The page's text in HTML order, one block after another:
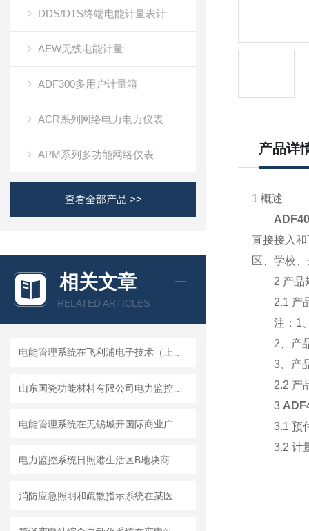
DDS/DTS终端电能计量表计
AEW无线电能计量
ADF300多用户计量箱
ACR系列网络电力电力仪表
APM系列多功能网络仪表
查看全部产品 >>
相关文章
RELATED ARTICLES
产品详
1 概述
直接接入
区、学校
2 产品
2.1 产
注：1、
2、产品
3、产品
2.2 产品
3
3.1 预
3.2 计